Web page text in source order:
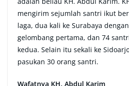
mengirim sejumlah santri ikut
laga, dua kali ke Surabaya
gelombang pertama, dan 74
kedua. Selain itu sekali ke
pasukan 30 orang santri.
Wafatnya KH. Abdul Karim